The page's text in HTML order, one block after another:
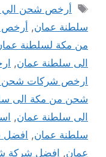
الوسوم
أرخص شحن الي
سلطنة عمان,
من مكة لسلطنة
الى سلطنة عمان,
ارخص شركات شحن
شحن من مكة الى
الى سلطنة عمان,
سلطنة عمان, افضل
عمان, افضل شركة